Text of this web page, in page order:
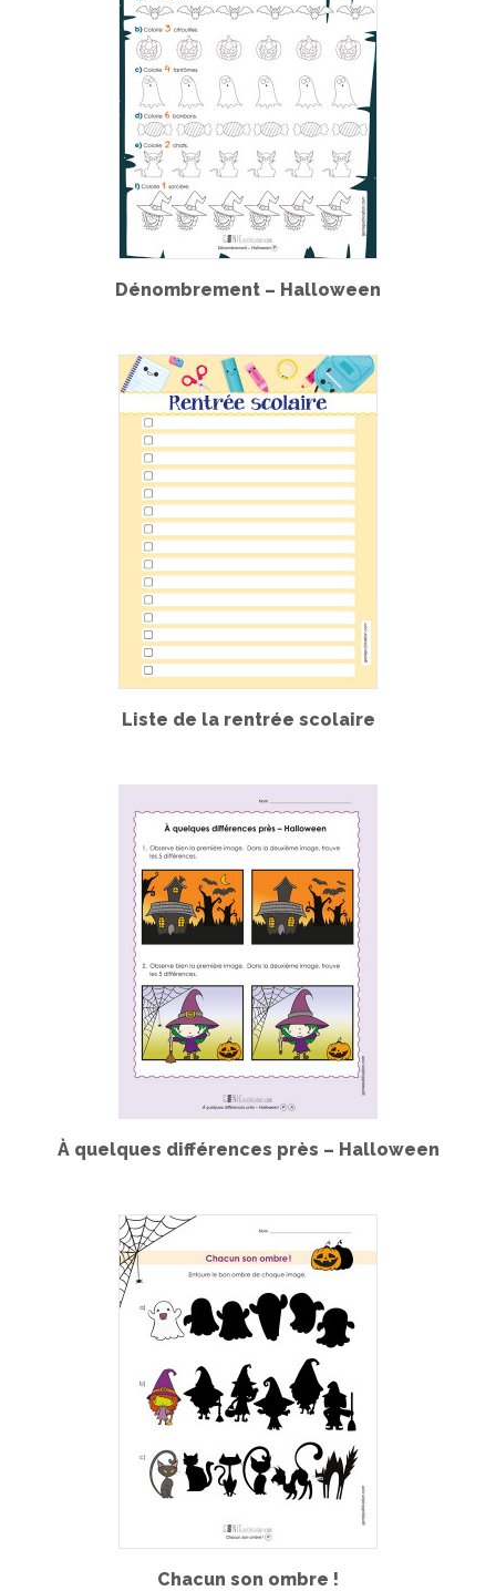
Dénombrement – Halloween
Liste de la rentrée scolaire
À quelques différences près – Halloween
Chacun son ombre !